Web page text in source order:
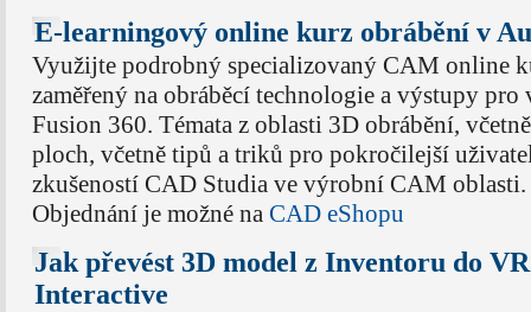
E-learningový online kurz obrábění v
Využijte podrobný specializovaný CAM online
zaměřený na obráběcí technologie a výstupy
Fusion 360. Témata z oblasti 3D obrábění,
ploch, včetně tipů a triků pro pokročilejší
zkušeností CAD Studia ve výrobní CAM oblasti.
Objednání je možné na CAD eShopu
Jak převést 3D model z Inventoru do
Interactive